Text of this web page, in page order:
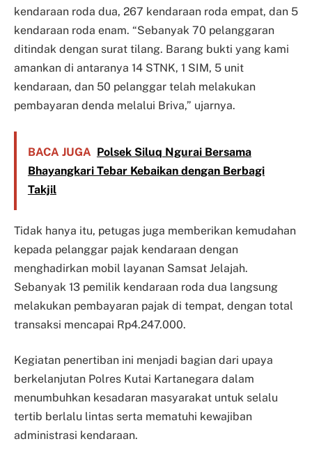
kendaraan roda dua, 267 kendaraan roda empat, dan 5
kendaraan roda enam. “Sebanyak 70 pelanggaran
ditindak dengan surat tilang. Barang bukti yang kami
amankan di antaranya 14 STNK, 1 SIM, 5 unit
kendaraan, dan 50 pelanggar telah melakukan
pembayaran denda melalui Briva,” ujarnya.
BACA JUGA Polsek Siluq Ngurai Bersama
Bhayangkari Tebar Kebaikan dengan Berbagi
Takjil
Tidak hanya itu, petugas juga memberikan kemudahan
kepada pelanggar pajak kendaraan dengan
menghadirkan mobil layanan Samsat Jelajah.
Sebanyak 13 pemilik kendaraan roda dua langsung
melakukan pembayaran pajak di tempat, dengan total
transaksi mencapai Rp4.247.000.
Kegiatan penertiban ini menjadi bagian dari upaya
berkelanjutan Polres Kutai Kartanegara dalam
menumbuhkan kesadaran masyarakat untuk selalu
tertib berlalu lintas serta mematuhi kewajiban
administrasi kendaraan.